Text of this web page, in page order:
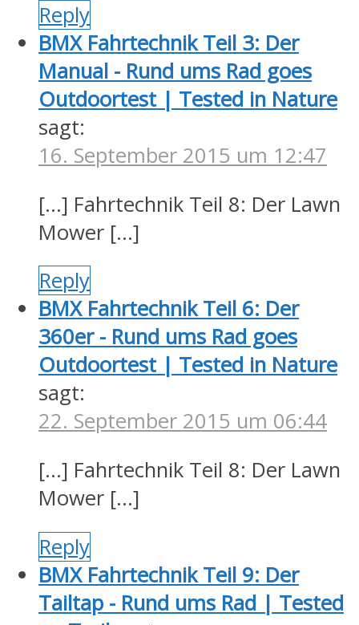
Reply
BMX Fahrtechnik Teil 3: Der
Manual - Rund ums Rad goes
Outdoortest | Tested in Nature
sagt:
16. September 2015 um 12:47
[…] Fahrtechnik Teil 8: Der Lawn
Mower […]
Reply
BMX Fahrtechnik Teil 6: Der
360er - Rund ums Rad goes
Outdoortest | Tested in Nature
sagt:
22. September 2015 um 06:44
[…] Fahrtechnik Teil 8: Der Lawn
Mower […]
Reply
BMX Fahrtechnik Teil 9: Der
Tailtap - Rund ums Rad | Tested